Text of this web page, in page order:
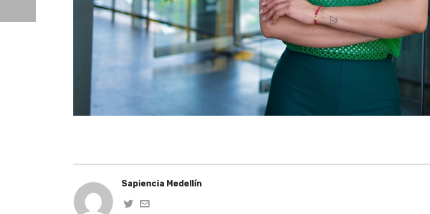
Sapiencia Medellín